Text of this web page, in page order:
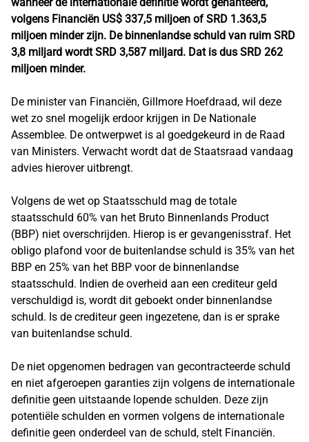
volgens Financiën US$ 337,5 miljoen of SRD 1.363,5
miljoen minder zijn. De binnenlandse schuld van ruim SRD
3,8 miljard wordt SRD 3,587 miljard. Dat is dus SRD 262
miljoen minder.
De minister van Financiën, Gillmore Hoefdraad, wil deze
wet zo snel mogelijk erdoor krijgen in De Nationale
Assemblee. De ontwerpwet is al goedgekeurd in de Raad
van Ministers. Verwacht wordt dat de Staatsraad vandaag
advies hierover uitbrengt.
Volgens de wet op Staatsschuld mag de totale
staatsschuld 60% van het Bruto Binnenlands Product
(BBP) niet overschrijden. Hierop is er gevangenisstraf. Het
obligo plafond voor de buitenlandse schuld is 35% van het
BBP en 25% van het BBP voor de binnenlandse
staatsschuld. Indien de overheid aan een crediteur geld
verschuldigd is, wordt dit geboekt onder binnenlandse
schuld. Is de crediteur geen ingezetene, dan is er sprake
van buitenlandse schuld.
De niet opgenomen bedragen van gecontracteerde schuld
en niet afgeroepen garanties zijn volgens de internationale
definitie geen uitstaande lopende schulden. Deze zijn
potentiële schulden en vormen volgens de internationale
definitie geen onderdeel van de schuld, stelt Financiën.